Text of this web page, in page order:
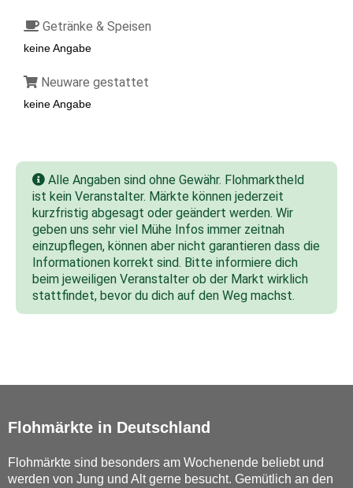
Getränke & Speisen
keine Angabe
Neuware gestattet
keine Angabe
Alle Angaben sind ohne Gewähr. Flohmarktheld
ist kein Veranstalter. Märkte können jederzeit
kurzfristig abgesagt oder geändert werden. Wir
geben uns sehr viel Mühe Infos immer zeitnah
einzupflegen, können aber nicht garantieren dass die
Informationen korrekt sind. Bitte informiere dich
beim jeweiligen Veranstalter ob der Markt wirklich
stattfindet, bevor du dich auf den Weg machst.
Flohmärkte in Deutschland
Flohmärkte sind besonders am Wochenende beliebt und
werden von Jung und Alt gerne besucht. Gemütlich an den